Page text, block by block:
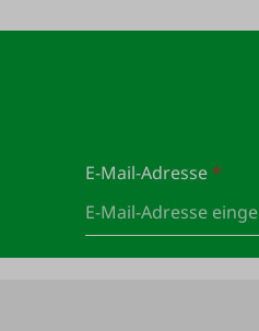
E-Mail-Adresse*